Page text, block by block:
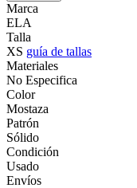
Marca
ELA
Talla
XS guía de tallas
Materiales
No Especifica
Color
Mostaza
Patrón
Sólido
Condición
Usado
Envíos